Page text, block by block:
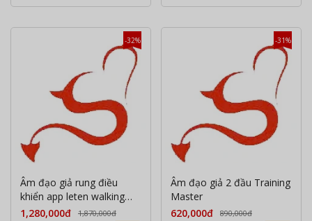
-32%
Âm đạo giả rung điều
khiển app leten walking
bird
1,280,000đ
1,870,000đ
-31%
Âm đạo giả 2 đầu Training
Master
620,000đ
890,000đ